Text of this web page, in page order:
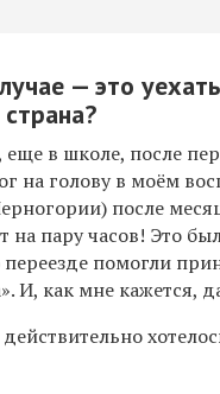
— это
еще в школе, после
на голову в моём
после
пару часов! Это
помогли
И, как мне кажется,